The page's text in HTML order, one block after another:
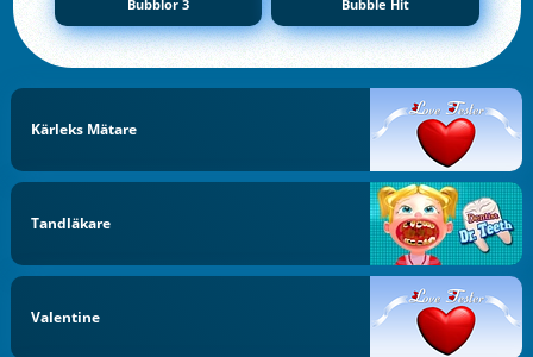
Bubblor 3 Bubble Hit
Kärleks Mätare
Tandläkare
Valentine